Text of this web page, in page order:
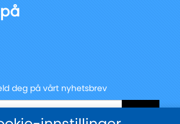
deg på vårt nyhetsbrev
Send